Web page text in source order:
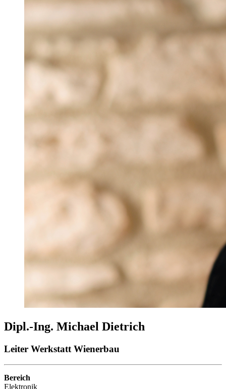
Dipl.-Ing. Michael Dietrich
Leiter Werkstatt Wienerbau
Bereich
Elektronik